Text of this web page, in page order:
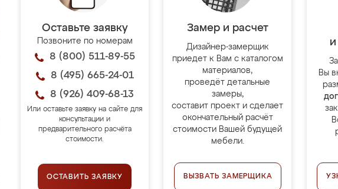
Оставьте заявку
Позвоните по номерам
8 (800) 511-89-55
8 (495) 665-24-01
8 (926) 409-68-13
Или оставьте заявку на сайте для
консультации и
предварительного расчёта
стоимости.
ОСТАВИТЬ ЗАЯВКУ
Замер и расчет
Дизайнер-замерщик
приедет к Вам с каталогом
материалов,
проведёт детальные
замеры,
составит проект и сделает
окончательный расчёт
стоимости Вашей будущей
мебели.
ВЫЗВАТЬ ЗАМЕРЩИКА
Вы